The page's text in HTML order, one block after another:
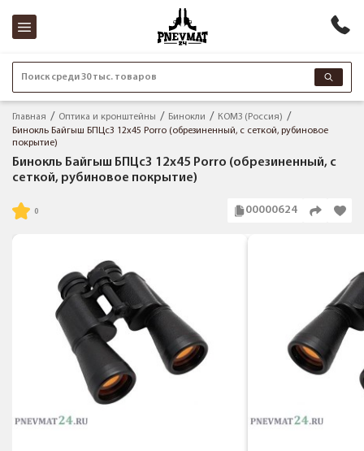
Поиск среди 30 тыс. товаров
Главная Оптика и кронштейны Бинокли
КОМЗ (Россия)
Бинокль Байгыш БПЦс3 12x45 Porro (обрезиненный, с сеткой, рубиновое
покрытие)
Бинокль Байгыш БПЦс3 12x45 Porro (обрезиненный, с
сеткой, рубиновое покрытие)
00000624